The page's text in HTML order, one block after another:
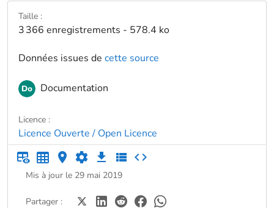
Taille :
3 366 enregistrements - 578.4 ko
Données issues de cette source
Documentation
Licence :
Licence Ouverte / Open Licence
Mis à jour le 29 mai 2019
Partager :